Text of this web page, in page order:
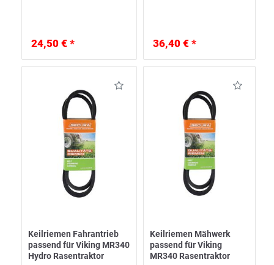
24,50 € * 36,40 € *
Keilriemen Fahrantrieb
passend für Viking MR340
Hydro Rasentraktor
Keilriemen Mähwerk
passend für Viking
MR340 Rasentraktor